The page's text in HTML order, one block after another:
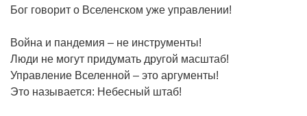
Бог говорит о Вселенском уже управлении!
Война и пандемия – не инструменты!
Люди не могут придумать другой масштаб!
Управление Вселенной – это аргументы!
Это называется: Небесный штаб!